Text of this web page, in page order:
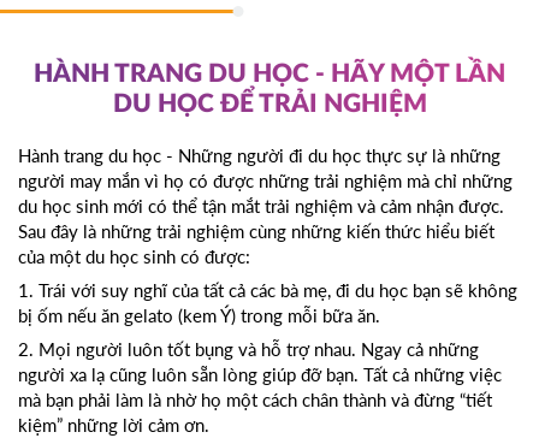
HÀNH TRANG DU HỌC - HÃY MỘT LẦN
DU HỌC ĐỂ TRẢI NGHIỆM
Hành trang du học - Những người đi du học thực sự là những
người may mắn vì họ có được những trải nghiệm mà chỉ những
du học sinh mới có thể tận mắt trải nghiệm và cảm nhận được.
Sau đây là những trải nghiệm cùng những kiến thức hiểu biết
của một du học sinh có được:
1. Trái với suy nghĩ của tất cả các bà mẹ, đi du học bạn sẽ không
bị ốm nếu ăn gelato (kem Ý) trong mỗi bữa ăn.
2. Mọi người luôn tốt bụng và hỗ trợ nhau. Ngay cả những
người xa lạ cũng luôn sẵn lòng giúp đỡ bạn. Tất cả những việc
mà bạn phải làm là nhờ họ một cách chân thành và đừng “tiết
kiệm” những lời cảm ơn.